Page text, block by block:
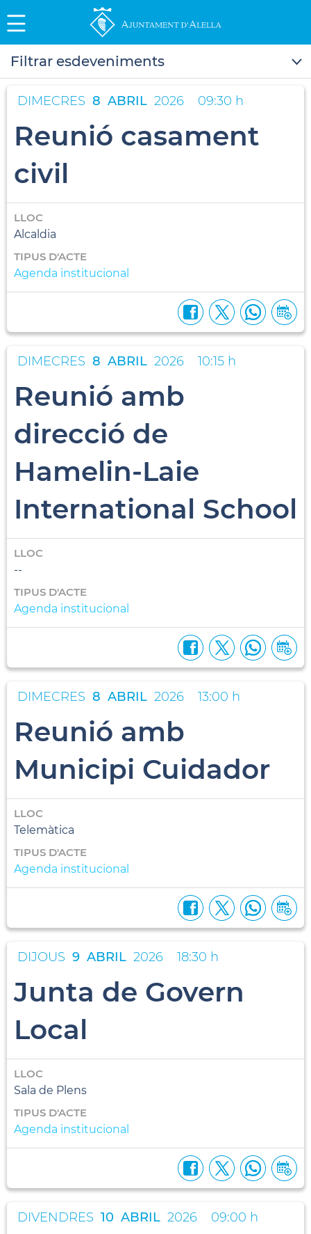
Filtrar esdeveniments
DIMECRES 8 ABRIL 2026 09:30 h
Reunió casament
civil
LLOC
Alcaldia
TIPUS D'ACTE
Agenda institucional
DIMECRES 8 ABRIL 2026 10:15 h
Reunió amb
direcció de
Hamelin-Laie
International School
LLOC
--
TIPUS D'ACTE
Agenda institucional
DIMECRES 8 ABRIL 2026 13:00 h
Reunió amb
Municipi Cuidador
LLOC
Telemàtica
TIPUS D'ACTE
Agenda institucional
DIJOUS 9 ABRIL 2026 18:30 h
Junta de Govern
Local
LLOC
Sala de Plens
TIPUS D'ACTE
Agenda institucional
DIVENDRES 10 ABRIL 2026 09:00 h